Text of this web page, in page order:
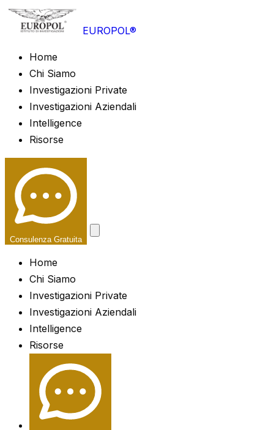
EUROPOL®
Home
Chi Siamo
Investigazioni Private
Investigazioni Aziendali
Intelligence
Risorse
Consulenza Gratuita
Home
Chi Siamo
Investigazioni Private
Investigazioni Aziendali
Intelligence
Risorse